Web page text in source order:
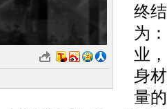
终
为
业
身
量